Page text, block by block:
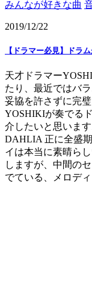
みんなが好きな曲
2019/12/22
【ドラマー必見】ドラ
天才ドラマー
たり、最近ではバ
妥協を許さずに完
YOSHIKIが奏でる
介したいと思います
DAHLIA 正に全盛
イは本当に素晴ら
しますが、中間の
でている、メロデ